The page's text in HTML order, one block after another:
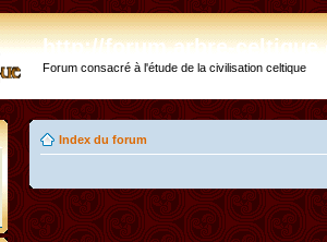
http://forum.arbre-
Forum consacré à l'étude de la civilisation celtique
Index du forum